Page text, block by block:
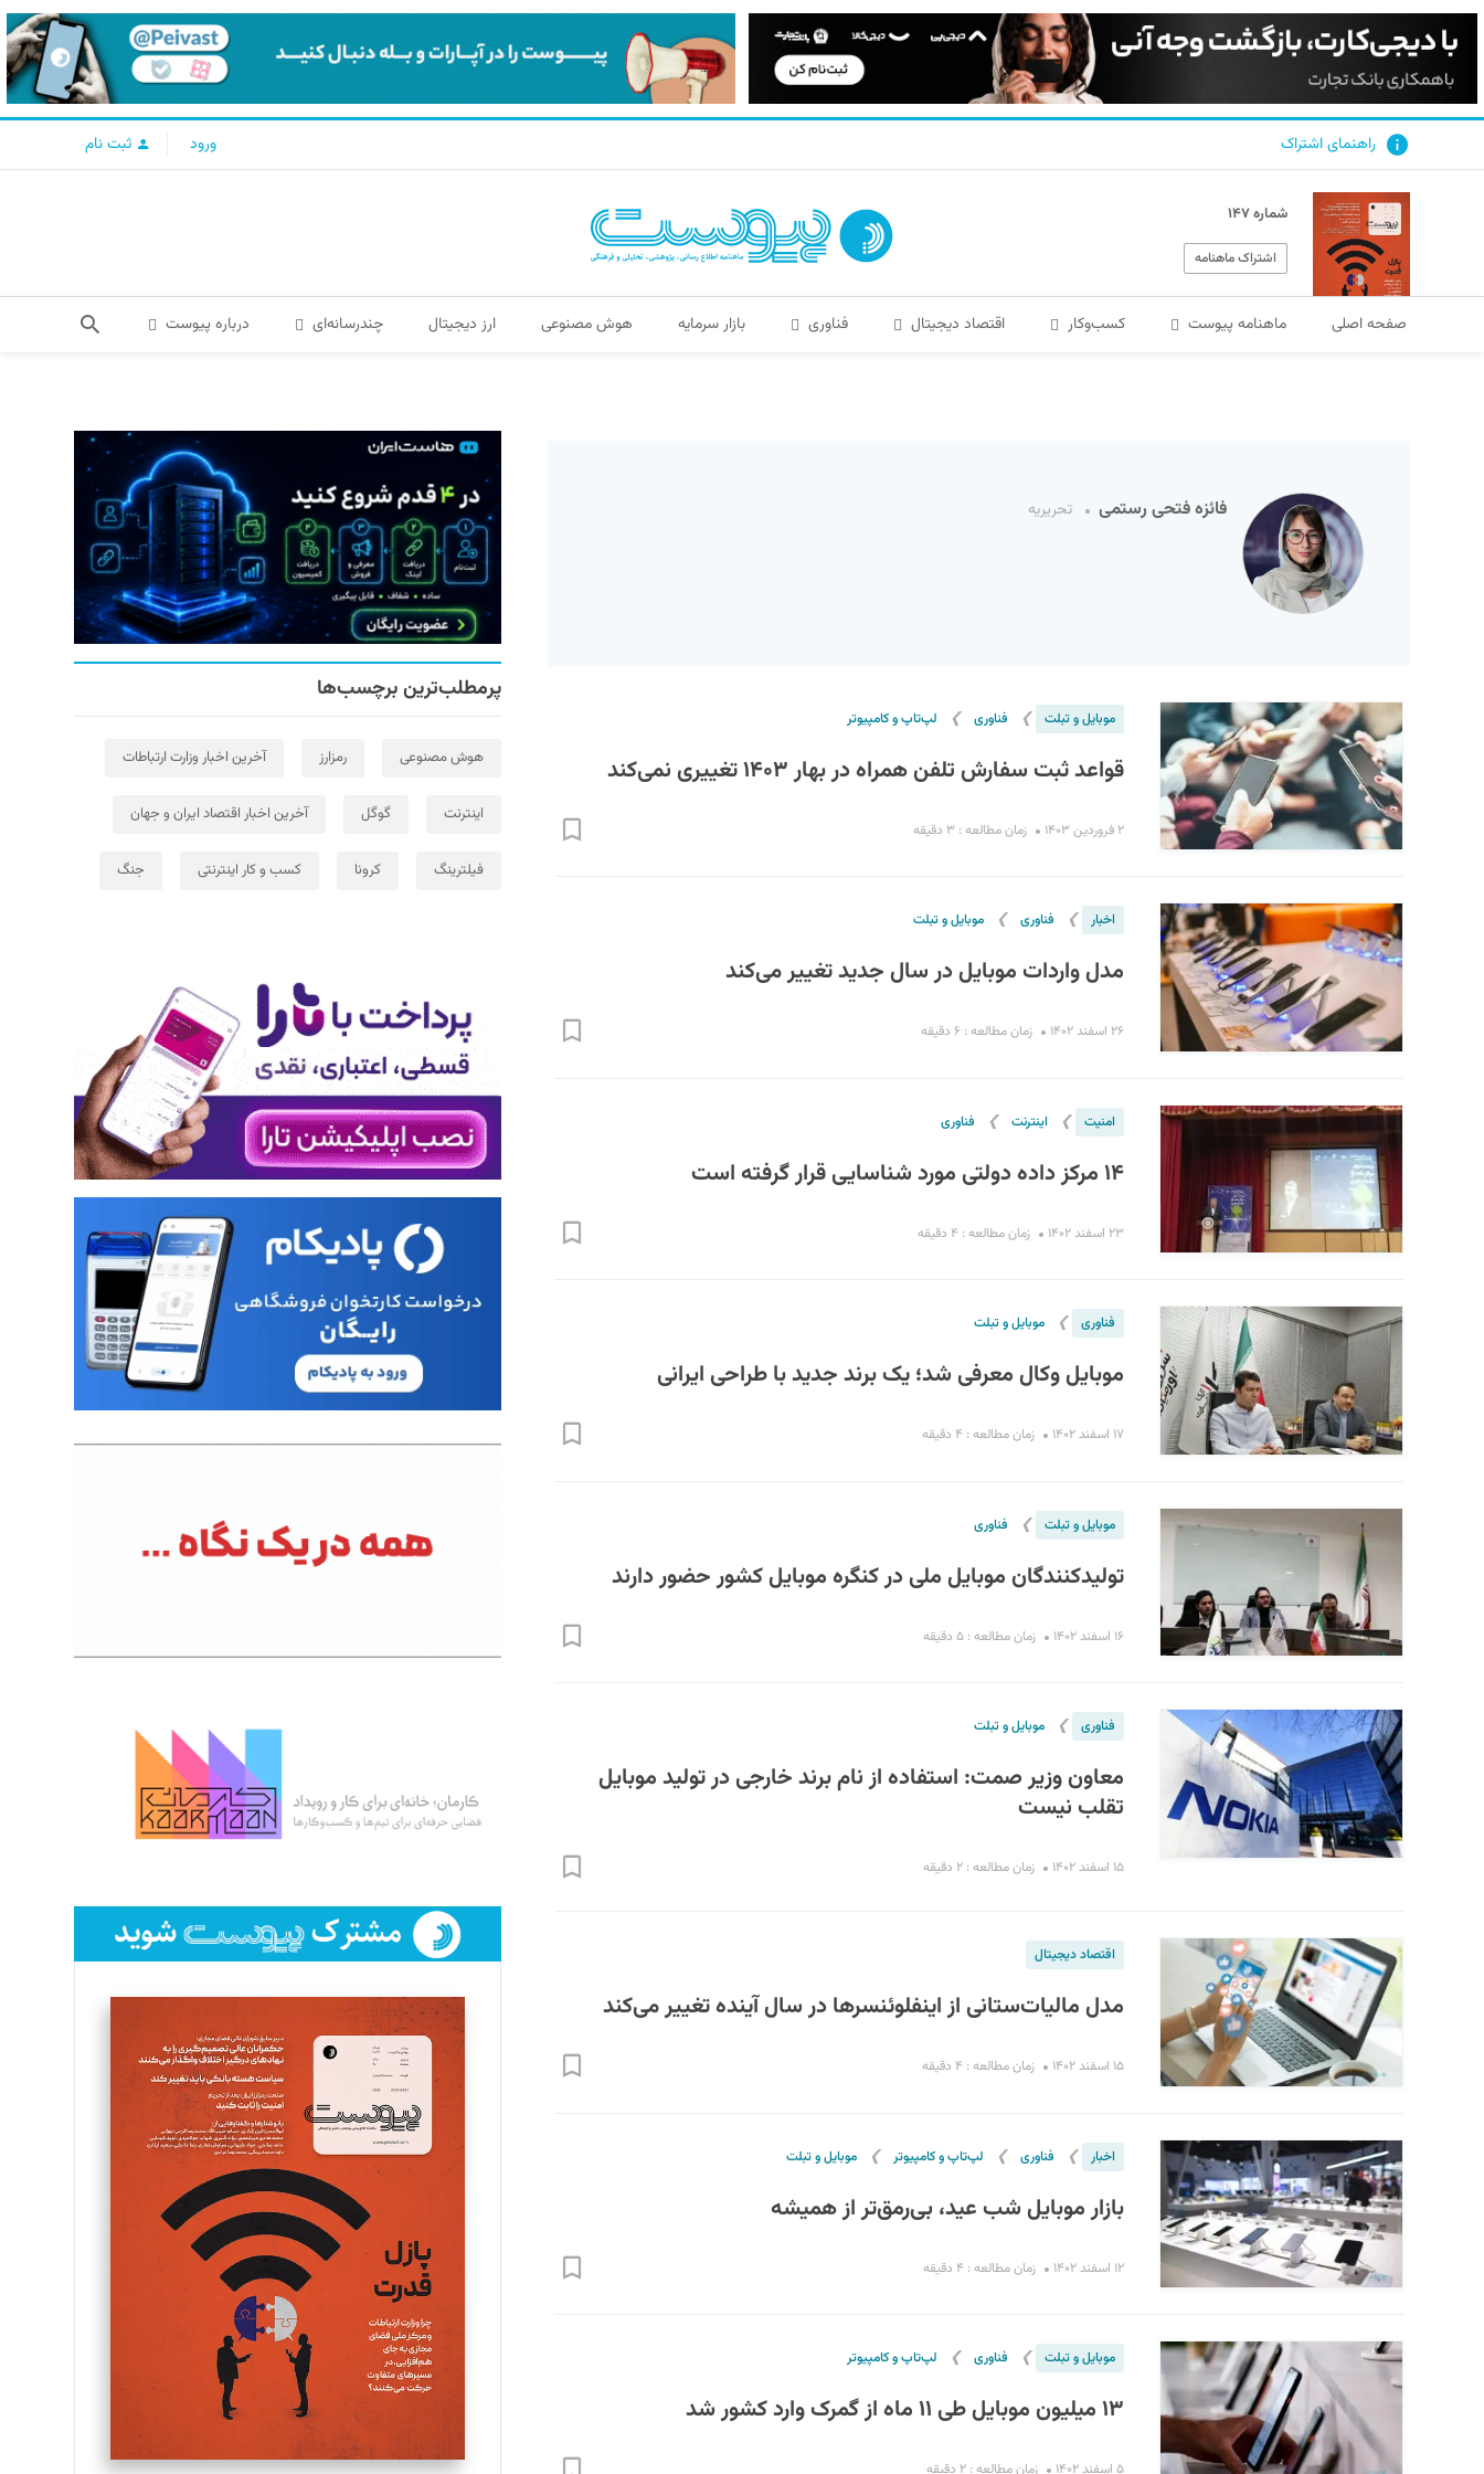
راهنمای اشتراک ورود ثبت نام
شماره ۱۴۷
اشتراک ماهنامه
صفحه اصلی ماهنامه پیوست کسب‌و‌کار اقتصاد دیجیتال فناوری بازار سرمایه هوش مصنوعی ارز دیجیتال چندرسانه‌ای درباره پیوست
فائزه فتحی رستمی تحریریه
موبایل و تبلت ❯ فناوری ❯ لپ‌تاپ و کامپیوتر
قواعد ثبت‌ سفارش تلفن همراه در بهار ۱۴۰۳ تغییری نمی‌کند
۲ فروردین ۱۴۰۳ زمان مطالعه : ۳ دقیقه
اخبار ❯ فناوری ❯ موبایل و تبلت
مدل واردات موبایل در سال جدید تغییر می‌کند
۲۶ اسفند ۱۴۰۲ زمان مطالعه : ۶ دقیقه
امنیت ❯ اینترنت ❯ فناوری
۱۴ مرکز داده دولتی مورد شناسایی قرار گرفته است
۲۳ اسفند ۱۴۰۲ زمان مطالعه : ۴ دقیقه
فناوری ❯ موبایل و تبلت
موبایل وکال معرفی شد؛ یک برند جدید با طراحی ایرانی
۱۷ اسفند ۱۴۰۲ زمان مطالعه : ۴ دقیقه
موبایل و تبلت ❯ فناوری
تولیدکنندگان موبایل ملی در کنگره موبایل کشور حضور دارند
۱۶ اسفند ۱۴۰۲ زمان مطالعه : ۵ دقیقه
فناوری ❯ موبایل و تبلت
معاون وزیر صمت: استفاده از نام برند خارجی در تولید موبایل
تقلب نیست
۱۵ اسفند ۱۴۰۲ زمان مطالعه : ۲ دقیقه
اقتصاد دیجیتال
مدل مالیات‌ستانی از اینفلوئنسرها در سال آینده تغییر می‌کند
۱۵ اسفند ۱۴۰۲ زمان مطالعه : ۴ دقیقه
اخبار ❯ فناوری ❯ لپ‌تاپ و کامپیوتر ❯ موبایل و تبلت
بازار موبایل شب عید، بی‌رمق‌تر از همیشه
۱۲ اسفند ۱۴۰۲ زمان مطالعه : ۴ دقیقه
موبایل و تبلت ❯ فناوری ❯ لپ‌تاپ و کامپیوتر
۱۳ میلیون موبایل طی ۱۱ ماه از گمرک وارد کشور شد
پرمطلب‌ترین برچسب‌ها
هوش مصنوعی رمزارز آخرین اخبار وزارت ارتباطات
اینترنت گوگل آخرین اخبار اقتصاد ایران و جهان
فیلترینگ کرونا کسب و کار اینترنتی جنگ